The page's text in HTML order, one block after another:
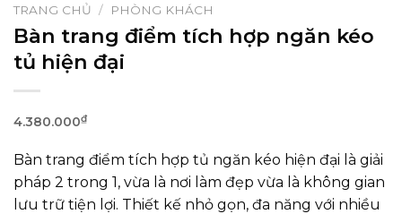
TRANG CHỦ / PHÒNG KHÁCH
Bàn trang điểm tích hợp ngăn kéo
tủ hiện đại
4.380.000₫
Bàn trang điểm tích hợp tủ ngăn kéo hiện đại là giải
pháp 2 trong 1, vừa là nơi làm đẹp vừa là không gian
lưu trữ tiện lợi. Thiết kế nhỏ gọn, đa năng với nhiều